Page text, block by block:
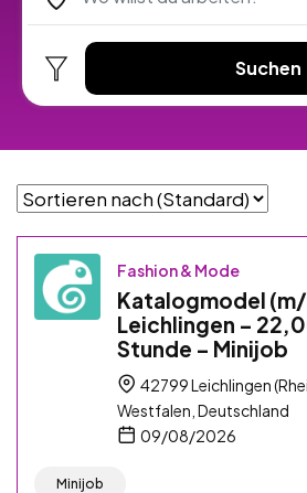
Suchen
Fashion & Mode
Katalogmodel
Leichlingen –
Stunde – Minijob
42799 Leichlingen
Westfalen, Deutschland
09/08/2026
Minijob